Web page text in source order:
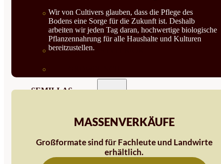
PROTECCIÓN CULTIVOS Y
PLANTAS
PLANTAS INTERIOR
SEMILLAS
BIODINÁMICAS DEMETER
HORTALIZA FRUTO
Wir von Cultivers glauben, dass die Pflege des
Bodens eine Sorge für die Zukunft ist. Deshalb
arbeiten wir jeden Tag daran, hochwertige biologische
Pflanzennahrung für alle Haushalte und Kulturen
bereitzustellen.
MASSENVERKÄUFE
Großformate sind für Fachleute und Landwirte
erhältlich.